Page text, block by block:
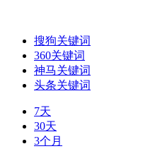
搜狗关键词
360关键词
神马关键词
头条关键词
7天
30天
3个月